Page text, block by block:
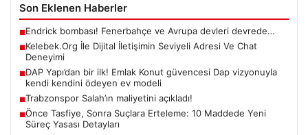
Son Eklenen Haberler
■Endrick bombası! Fenerbahçe ve Avrupa devleri devrede…
■Kelebek.Org İle Dijital İletişimin Seviyeli Adresi Ve Chat
Deneyimi
■DAP Yapı’dan bir ilk! Emlak Konut güvencesi Dap vizyonuyla
kendi kendini ödeyen ev modeli
■Trabzonspor Salah’ın maliyetini açıkladı!
■Önce Tasfiye, Sonra Suçlara Erteleme: 10 Maddede Yeni
Süreç Yasası Detayları